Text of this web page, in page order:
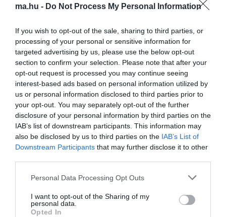
ma.hu - Do Not Process My Personal Information
If you wish to opt-out of the sale, sharing to third parties, or
processing of your personal or sensitive information for
targeted advertising by us, please use the below opt-out
section to confirm your selection. Please note that after your
opt-out request is processed you may continue seeing
interest-based ads based on personal information utilized by
us or personal information disclosed to third parties prior to
your opt-out. You may separately opt-out of the further
disclosure of your personal information by third parties on the
IAB’s list of downstream participants. This information may
also be disclosed by us to third parties on the IAB’s List of
Downstream Participants that may further disclose it to other
Please note that this website/app uses one or more Google
not limited to your visit or usage behaviour. You may click to
grant or deny consent to Google and its third-party tags to
Personal Data Processing Opt Outs
I want to opt-out of the Sharing of my
personal data.
Opted In
Erekciót okoz a csirkemell?
Figyelem! A cikkhez hozzáfűzött hozzászólások nem ama.hu
network nézeteit tükrözik. A szerkesztőség mindössze a hírek
publikációjával foglalkozik, a kommenteket nem tudja befolyásolni
- azok az olvasók személyes véleményét tartalmazzák.
Kérjük, kulturáltan, mások személyiségi jogainak és jó hírnevének
tiszteletben tartásával kommenteljenek!
ma.hu legfrissebb hírei:
Saját életét is kockára tette a magyar erdész, hogy
megállítsa a tüzet